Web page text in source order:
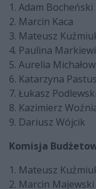
1. Adam Bocheński
2. Marcin Kaca
3. Mateusz
4. Paulina
5. Aurelia
6. Katarzyna
7. Łukasz Podlewski
8. Kazimierz
9. Dariusz Wójcik
Komisja
1. Mateusz
2. Marcin Majewski